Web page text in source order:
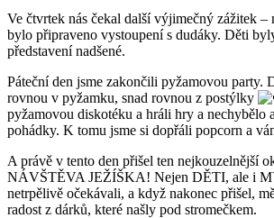
Ve čtvrtek nás čekal další výjimečný zážitek –
bylo připraveno vystoupení s dudáky. Děti
představení nadšené.
Páteční den jsme zakončili pyžamovou party.
rovnou v pyžamku, snad rovnou z postýlky
pyžamovou diskotéku a hráli hry a nechybělo
pohádky. K tomu jsme si dopřáli popcorn a
A právě v tento den přišel ten nejkouzelnější
NÁVŠTĚVA JEŽÍŠKA! Nejen DĚTI, ale i
netrpělivě očekávali, a když nakonec přišel,
radost z dárků, které našly pod stromečkem.